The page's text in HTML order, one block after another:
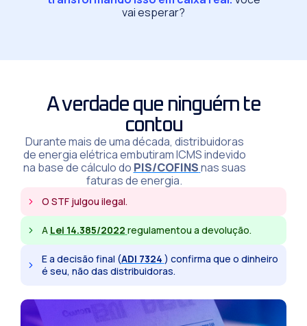
vai esperar?
A verdade que ninguém te
contou
Durante mais de uma década, distribuidoras
de energia elétrica embutiram ICMS indevido
na base de cálculo do PIS/COFINSnas suas
faturas de energia.
O STF julgou ilegal.
A Lei 14.385/2022 regulamentou a devolução.
E a decisão final (ADI 7324 ) confirma que o dinheiro
é seu, não das distribuidoras.